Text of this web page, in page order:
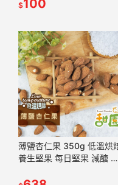
$100
薄鹽杏仁果 350g 低溫烘焙
養生堅果 每日堅果 減醣 綠